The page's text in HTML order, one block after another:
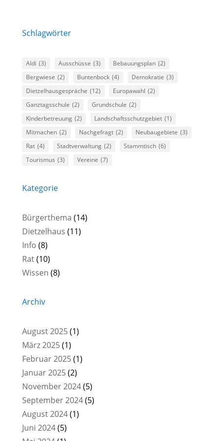
Schlagwörter
Aldi (3) Ausschüsse (3) Bebauungsplan (2)
Bergwiese (2) Buntenbock (4) Demokratie (3)
Dietzelhausgespräche (12) Europawahl (2)
Ganztagsschule (2) Grundschule (2)
Kinderbetreuung (2) Landschaftsschutzgebiet (1)
Mitmachen (2) Nachgefragt (2) Neubaugebiete (3)
Rat (4) Stadtverwaltung (2) Stammtisch (6)
Tourismus (3) Vereine (7)
Kategorie
Bürgerthema (14)
Dietzelhaus (11)
Info (8)
Rat(10)
Wissen (8)
Archiv
August 2025(1)
März 2025(1)
Februar 2025(1)
Januar 2025(2)
November 2024(5)
September 2024(5)
August 2024(1)
Juni 2024(5)